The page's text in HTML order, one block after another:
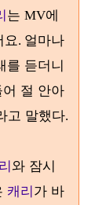
는 MV에
요. 얼마나
를 듣더니
절 안아
고 말했다.
와 잠시
캐리가 바